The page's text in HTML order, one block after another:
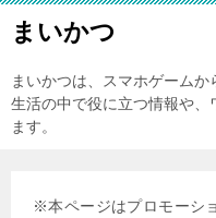
まいかつ
まいかつは、スマホゲーム
生活の中で役に立つ情報や
ます。
※本ページはプロモーシ